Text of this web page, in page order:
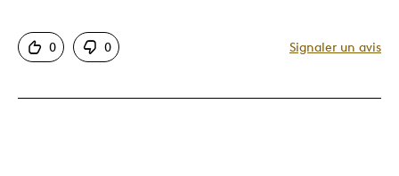
Motif attrayant
Très bonne qualité
0 0 Signaler un avis